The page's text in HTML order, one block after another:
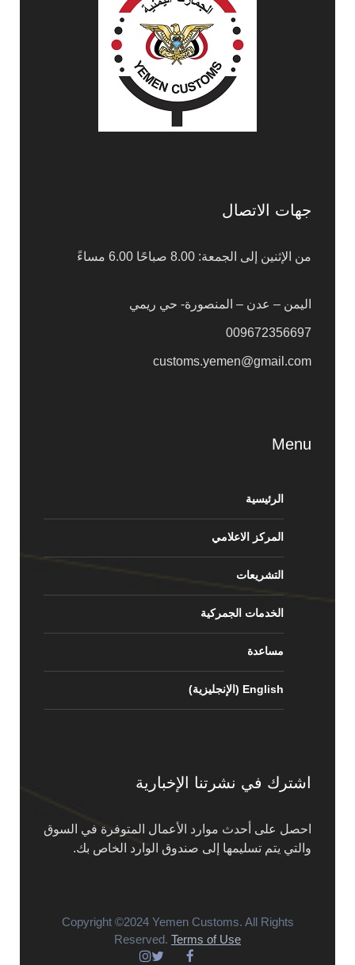
جهات الاتصال
من الإثنين إلى الجمعة: 8.00 صباحًا 6.00 مساءً
اليمن – عدن – المنصورة- حي ريمي
009672356697
customs.yemen@gmail.com
Menu
الرئيسية
المركز الاعلامي
التشريعات
الخدمات الجمركية
مساعدة
English
( الإنجليزية)
اشترك في نشرتنا الإخبارية
احصل على أحدث موارد الأعمال المتوفرة في السوق
والتي يتم تسليمها إلى صندوق الوارد الخاص بك.
Copyright ©2024 Yemen Customs. All Rights
Reserved. Terms of Use